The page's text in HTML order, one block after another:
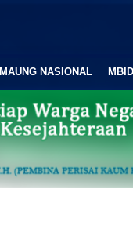
MAUNG NASIONAL